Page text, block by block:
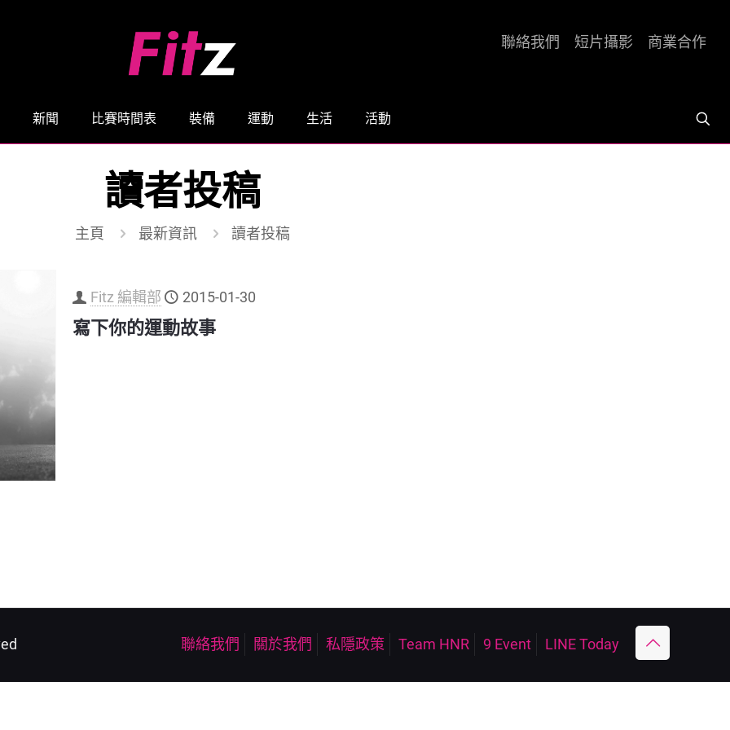
新聞 比賽時間表 裝備 運動 生活 活動
聯絡我們 短片攝影 商業合作
讀者投稿
主頁 最新資訊 讀者投稿
Fitz 編輯部 2015-01-30
寫下你的運動故事
聯絡我們 關於我們 私隱政策 Team HNR 9 Event LINE Today